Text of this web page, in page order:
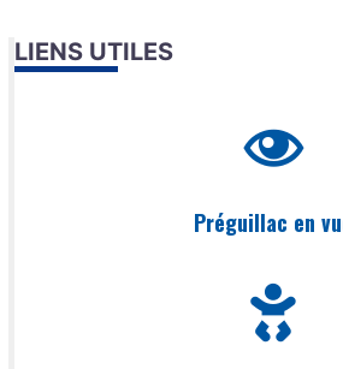
LIENS UTILES
Préguillac en